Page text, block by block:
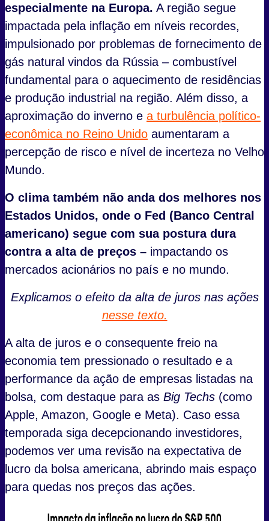
especialmente na Europa. A região segue
impactada pela inflação em níveis recordes,
impulsionado por problemas de fornecimento de
gás natural vindos da Rússia – combustível
fundamental para o aquecimento de residências
e produção industrial na região. Além disso, a
aproximação do inverno e a turbulência político-
econômica no Reino Unido aumentaram a
percepção de risco e nível de incerteza no Velho
Mundo.
O clima também não anda dos melhores nos
Estados Unidos, onde o Fed (Banco Central
americano) segue com sua postura dura
contra a alta de preços – impactando os
mercados acionários no país e no mundo.
Explicamos o efeito da alta de juros nas ações
nesse texto.
A alta de juros e o consequente freio na
economia tem pressionado o resultado e a
performance da ação de empresas listadas na
bolsa, com destaque para as Big Techs (como
Apple, Amazon, Google e Meta). Caso essa
temporada siga decepcionando investidores,
podemos ver uma revisão na expectativa de
lucro da bolsa americana, abrindo mais espaço
para quedas nos preços das ações.